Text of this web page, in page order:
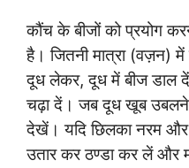
कौंच के बीजों को प्रयोग
है। जितनी मात्रा (वज़न) में
दूध लेकर, दूध में बीज डाल
चढ़ा दें। जब दूध खूब
देखें। यदि छिलका नरम और
उतार कर ठण्डा कर लें